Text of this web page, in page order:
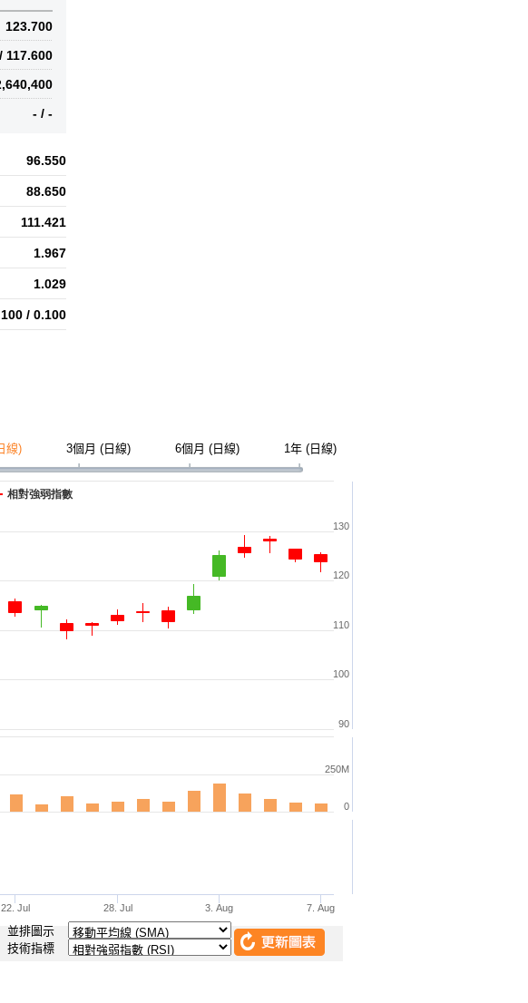
123.700
117.600
- / -
96.550
88.650
111.421
1.967
1.029
/ 0.100
線) 3個月 (日線) 6個月 (日線) 1年 (日線)
並排圖示
技術指標